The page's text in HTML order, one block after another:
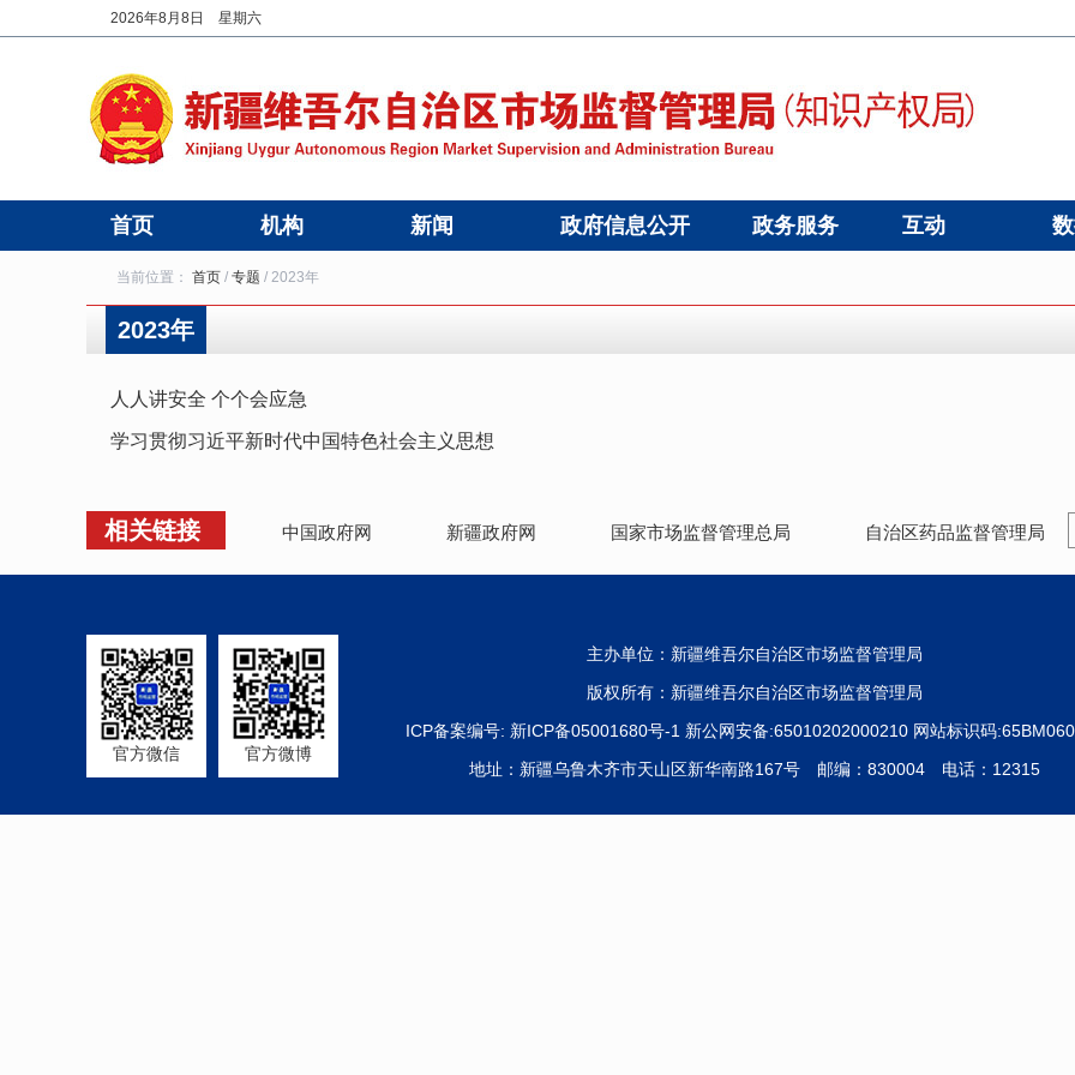
2026年8月8日 星期六
首页 机构 新闻 政府信息公开 政务服务 互动
当前位置： 首页 / 专题 / 2023年
2023年
人人讲安全 个个会应急
学习贯彻习近平新时代中国特色社会主义思想
相关链接 中国政府网 新疆政府网 国家市场监督管理总局 自治区药品监督管理局
官方微信 官方微博
主办单位：新疆维吾尔自治区市场监督管理局
版权所有：新疆维吾尔自治区市场监督管理局
ICP备案编号: 新ICP备05001680号-1 新公网安备:65010202000210 网站标识码
地址：新疆乌鲁木齐市天山区新华南路167号 邮编：830004 电话：12315